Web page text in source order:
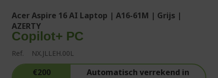
Acer Aspire 16 AI Laptop | A16-61M | Grijs |
AZERTY
Copilot+ PC
Ref. NX.JLLEH.00L
€200
Automatisch verrekend in